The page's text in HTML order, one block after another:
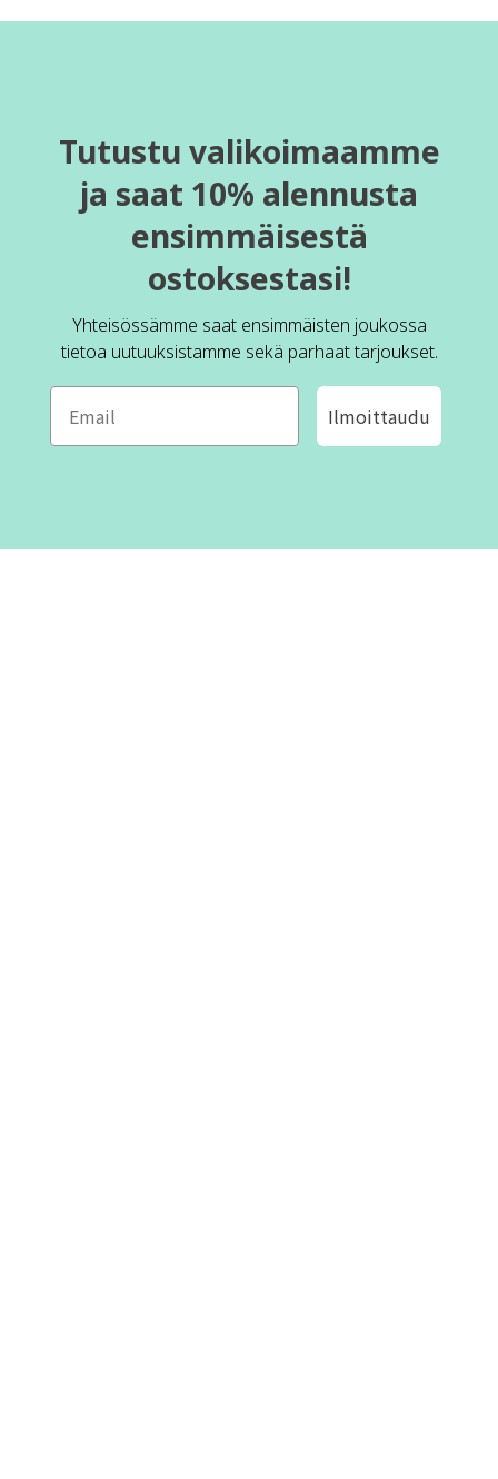
Tutustu valikoimaamme
ja saat 10% alennusta
ensimmäisestä
ostoksestasi!
Yhteisössämme saat ensimmäisten joukossa
tietoa uutuuksistamme sekä parhaat tarjoukset.
Ilmoittaudu